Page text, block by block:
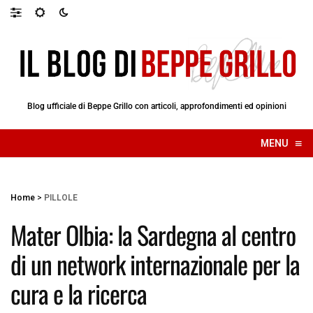
Blog ufficiale di Beppe Grillo con articoli, approfondimenti ed opinioni
MENU ≡
☰
Home > PILLOLE
Mater Olbia: la Sardegna al centro
di un network internazionale per la
cura e la ricerca